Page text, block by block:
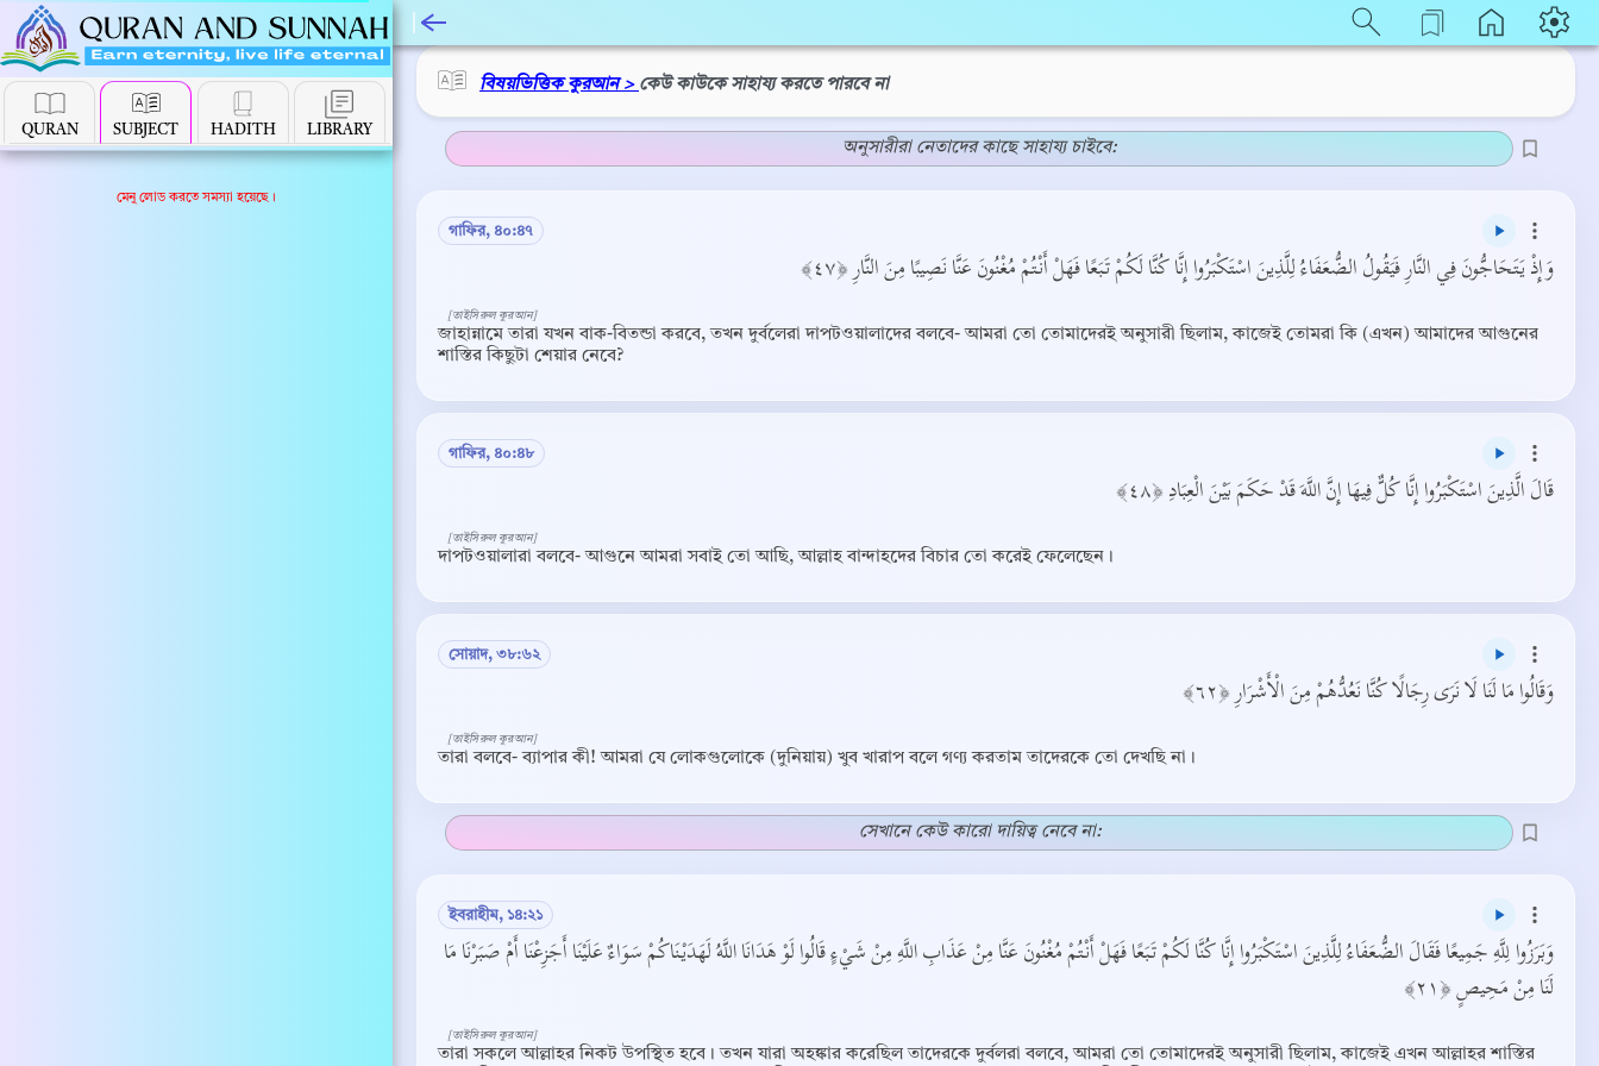
QURAN SUBJECT HADITH LIBRARY
মেনু লোড করতে সমস্যা হয়েছে।
বিষয়ভিত্তিক কুরআন > কেউ কাউকে সাহায্য করতে পারবে না
অনুসারীরা নেতাদের কাছে সাহায্য চাইবে:
গাফির, ৪০:৪৭
وَإِذْ يَتَحَاجُّونَ فِي النَّارِ فَيَقُولُ الضُّعَفَاءُ لِلَّذِينَ اسْتَكْبَرُوا إِنَّا كُنَّا لَكُمْ تَبَعًا فَهَلْ أَنْتُمْ مُغْنُونَ عَنَّا نَصِيبًا مِنَ النَّارِ ﴿٤٧﴾
জাহান্নামে তারা যখন বাক-বিতন্ডা করবে, তখন দুর্বলেরা দাপটওয়ালাদের বলবে- আমরা তো তোমাদেরই অনুসারী ছিলাম, কাজেই তোমরা কি (এখন) আমাদের আগুনের
শাস্তির কিছুটা শেয়ার নেবে?
[তাইসিরুল কুরআন]
গাফির, ৪০:৪৮
قَالَ الَّذِينَ اسْتَكْبَرُوا إِنَّا كُلٌّ فِيهَا إِنَّ اللَّهَ قَدْ حَكَمَ بَيْنَ الْعِبَادِ ﴿٤٨﴾
দাপটওয়ালারা বলবে- আগুনে আমরা সবাই তো আছি, আল্লাহ বান্দাহদের বিচার তো করেই ফেলেছেন।
[তাইসিরুল কুরআন]
সোয়াদ, ৩৮:৬২
وَقَالُوا مَا لَنَا لَا نَرَى رِجَالًا كُنَّا نَعُدُّهُمْ مِنَ الْأَشْرَارِ ﴿٦٢﴾
তারা বলবে- ব্যাপার কী! আমরা যে লোকগুলোকে (দুনিয়ায়) খুব খারাপ বলে গণ্য করতাম তাদেরকে তো দেখছি না।
[তাইসিরুল কুরআন]
সেখানে কেউ কারো দায়িত্ব নেবে না:
ইবরাহীম, ১৪:২১
وَبَرَزُوا لِلَّهِ جَمِيعًا فَقَالَ الضُّعَفَاءُ لِلَّذِينَ اسْتَكْبَرُوا إِنَّا كُنَّا لَكُمْ تَبَعًا فَهَلْ أَنْتُمْ مُغْنُونَ عَنَّا مِنْ عَذَابِ اللَّهِ مِنْ شَيْءٍ قَالُوا لَوْ هَدَانَا اللَّهُ لَهَدَيْنَاكُمْ سَوَاءٌ عَلَيْنَا أَجَزِعْنَا أَمْ صَبَرْنَا مَا
لَنَا مِنْ مَحِيصٍ ﴿٢١﴾
তারা সকলে আল্লাহর নিকট উপস্থিত হবে। তখন যারা অহঙ্কার করেছিল তাদেরকে দুর্বলরা বলবে, আমরা তো তোমাদেরই অনুসারী ছিলাম, কাজেই এখন আল্লাহর শাস্তির
[তাইসিরুল কুরআন]
Copy